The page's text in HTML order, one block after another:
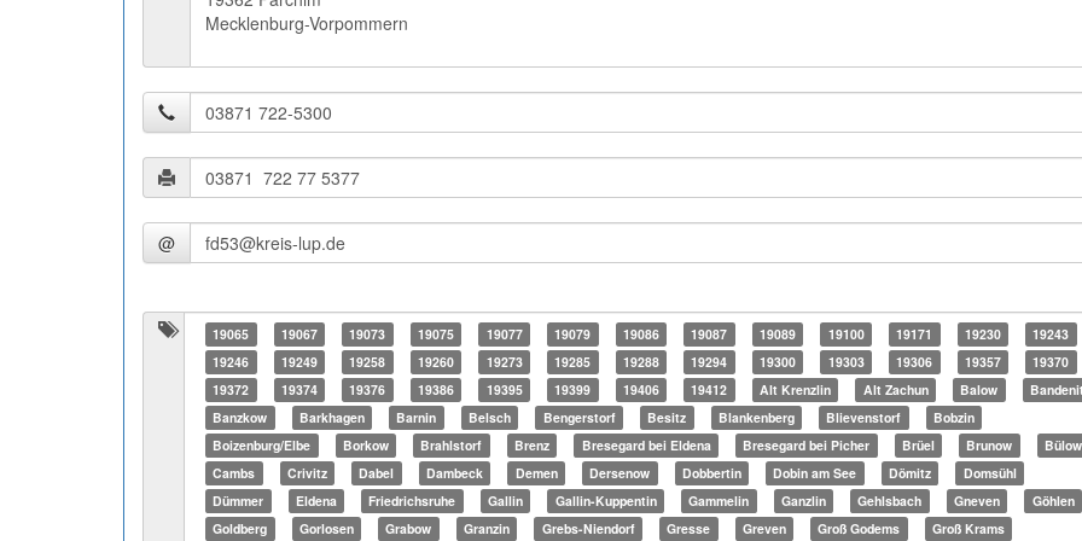
Mecklenburg-Vorpommern
@
19065 19067 19073 19075 19077 19079 19086 19087 19089 19100 19171 19230
19243
19246
19249 19258 19260 19273 19285 19288 19294 19300 19303 19306 19357
19370
19372
19374 19376 19386 19395 19399 19406 19412 Alt Krenzlin Alt Zachun Balow
Banzkow
Barkhagen Barnin Belsch Bengerstorf Besitz Blankenberg Blievenstorf
Bobzin
Boizenburg/Elbe
Borkow Brahlstorf Brenz Bresegard bei Eldena Bresegard bei Picher Brüel Brunow
Bülow
Cambs
Crivitz Dabel Dambeck Demen Dersenow Dobbertin Dobin am See Dömitz
Domsühl
Dümmer
Eldena Friedrichsruhe Gallin Gallin-Kuppentin Gammelin Ganzlin Gehlsbach Gneven
Göhlen
Goldberg
Gorlosen Grabow Granzin Grebs-Niendorf Gresse Greven Groß Godems Groß Krams